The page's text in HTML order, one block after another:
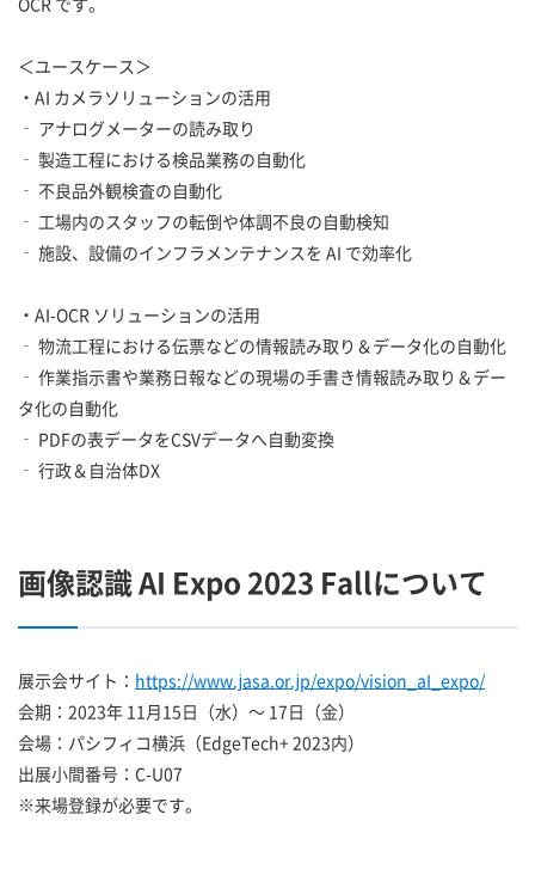
＜ユースケース＞
・AI カメラソリューションの活用
‐ アナログメーターの読み取り
‐ 製造工程における検品業務の自動化
‐ 不良品外観検査の自動化
‐ 工場内のスタッフの転倒や体調不良の自動検知
‐ 施設、設備のインフラメンテナンスを AI で効率化
・AI-OCR ソリューションの活用
‐ 物流工程における伝票などの情報読み取り＆データ化の自動化
‐ 作業指示書や業務日報などの現場の手書き情報読み取り＆デー
タ化の自動化
‐ PDFの表データをCSVデータへ自動変換
‐ 行政＆自治体DX
画像認識 AI Expo 2023 Fallについて
展示会サイト： https://www.jasa.or.jp/expo/vision_aI_expo/
会期：2023年 11月15日（水）～ 17日（金）
会場：パシフィコ横浜（EdgeTech+ 2023内）
出展小間番号：C-U07
※来場登録が必要です。